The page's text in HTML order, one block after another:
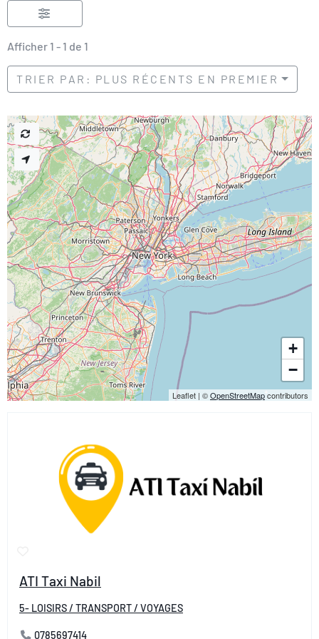
Afficher 1 - 1 de 1
TRIER PAR: PLUS RÉCENTS EN PREMIER
ATI Taxi Nabil
5- LOISIRS / TRANSPORT / VOYAGES
0785697414
+
−
Leaflet | ©OpenStreetMapcontributors